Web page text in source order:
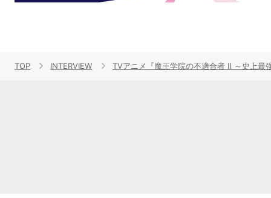
TOP INTERVIEW TVアニメ『魔王学院の不適合者 Ⅱ ～史上